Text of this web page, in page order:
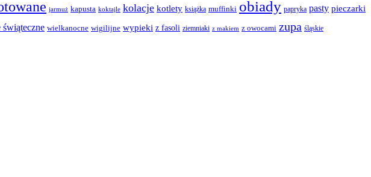
jarmuż kapusta koktajle kolacje kotlety książka muffinki obiady papryka pasty pieczarki
świąteczne wielkanocne wigilijne wypieki z fasoli ziemniaki z makiem z owocami zupa śląskie